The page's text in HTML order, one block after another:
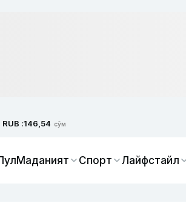
RUB :146,54 сўм
Маданият Спорт Лайфстайл